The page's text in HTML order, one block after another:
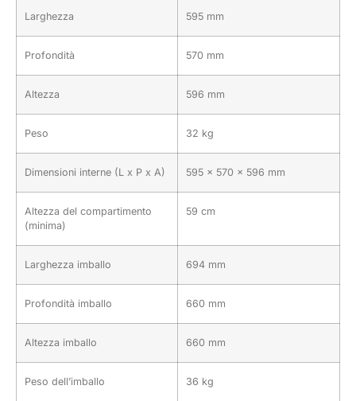
Larghezza 595 mm
Profondità 570 mm
Altezza 596 mm
Peso 32 kg
Dimensioni interne (L x P x A) 595 x 570 x 596 mm
Altezza del compartimento
(minima)
59 cm
Larghezza imballo 694 mm
Profondità imballo 660 mm
Altezza imballo 660 mm
Peso dell’imballo 36 kg